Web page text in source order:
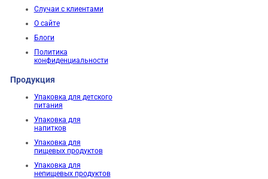
Случаи с клиентами
О сайте
Блоги
Политика
конфиденциальности
Продукция
Упаковка для детского
питания
Упаковка для
напитков
Упаковка для
пищевых продуктов
Упаковка для
непищевых продуктов